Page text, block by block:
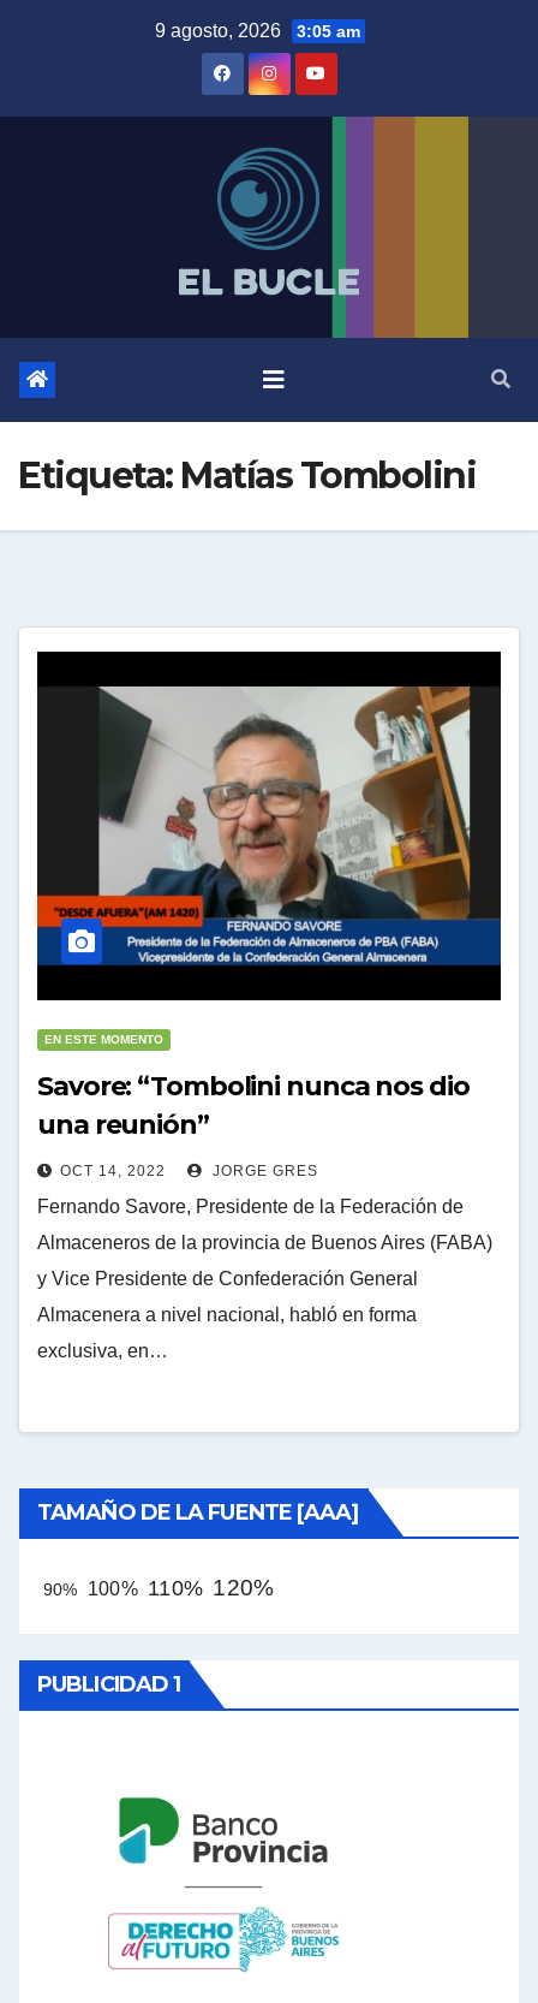
9 agosto, 2026 3:05 am
Etiqueta: Matías Tombolini
EN ESTE MOMENTO
Savore: “Tombolini nunca nos dio
una reunión”
OCT 14, 2022 JORGE GRES
Fernando Savore, Presidente de la Federación de
Almaceneros de la provincia de Buenos Aires (FABA)
y Vice Presidente de Confederación General
Almacenera a nivel nacional, habló en forma
exclusiva, en…
TAMAÑO DE LA FUENTE [AAA]
90% 100% 110% 120%
PUBLICIDAD 1